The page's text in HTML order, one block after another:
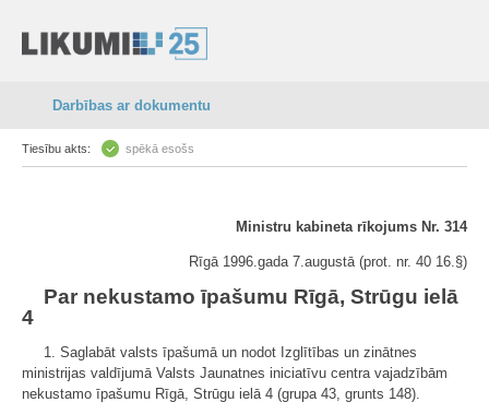
Darbības ar dokumentu
Tiesību akts: spēkā esošs
Ministru kabineta rīkojums Nr. 314
Rīgā 1996.gada 7.augustā (prot. nr. 40 16.§)
Par nekustamo īpašumu Rīgā, Strūgu ielā
4
1. Saglabāt valsts īpašumā un nodot Izglītības un zinātnes
ministrijas valdījumā Valsts Jaunatnes iniciatīvu centra vajadzībām
nekustamo īpašumu Rīgā, Strūgu ielā 4 (grupa 43, grunts 148).